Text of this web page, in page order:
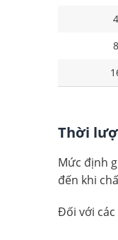
Thời
Mức định
đến khi
Đối với